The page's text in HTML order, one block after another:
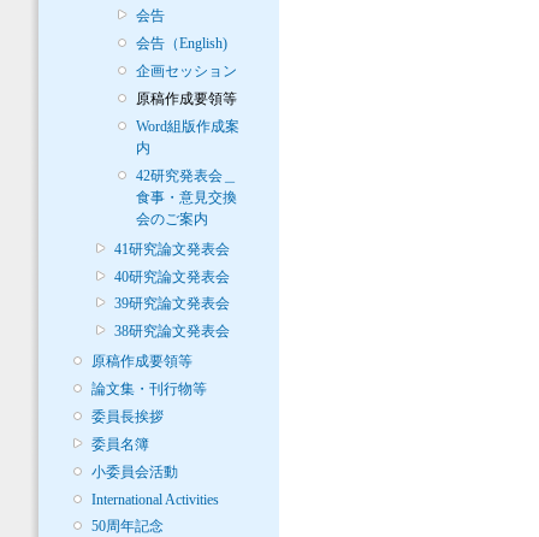
会告
会告（English)
企画セッション
原稿作成要領等
Word組版作成案
内
42研究発表会＿
食事・意見交換
会のご案内
41研究論文発表会
40研究論文発表会
39研究論文発表会
38研究論文発表会
原稿作成要領等
論文集・刊行物等
委員長挨拶
委員名簿
小委員会活動
International Activities
50周年記念